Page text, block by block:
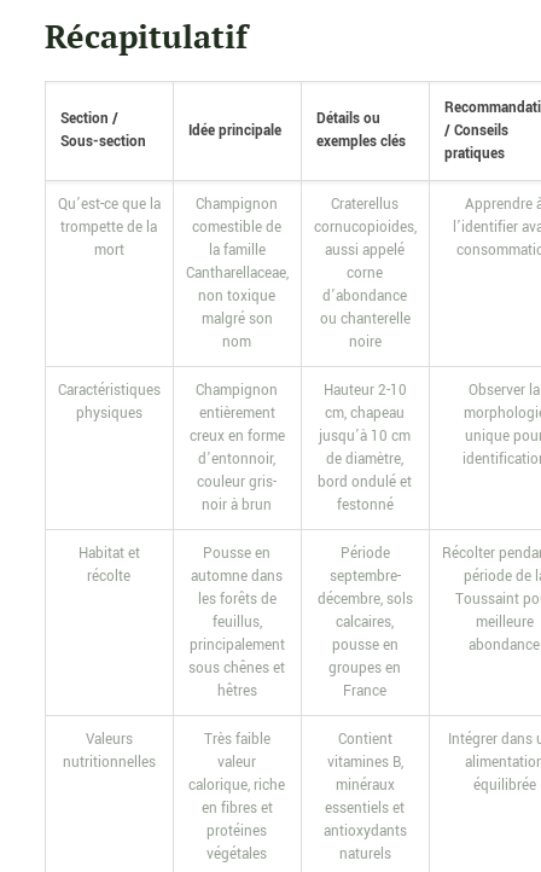
Récapitulatif
Section /
Sous-section
Idée principale
Détails ou
exemples clés
/ Conseils
pratiques
Qu’est-ce que la
trompette de la
mort
Champignon
comestible de
la famille
Cantharellaceae,
non toxique
malgré son
nom
Craterellus
cornucopioides,
aussi appelé
corne
d’abondance
ou chanterelle
noire
Apprendre
l’identifier
Caractéristiques
physiques
Champignon
entièrement
creux en forme
d’entonnoir,
couleur gris-
noir à brun
Hauteur 2-10
cm, chapeau
jusqu’à 10 cm
de diamètre,
bord ondulé et
festonné
Observer la
unique
Habitat et
récolte
Pousse en
automne dans
les forêts de
feuillus,
principalement
sous chênes et
hêtres
Période
septembre-
décembre, sols
calcaires,
pousse en
groupes en
France
Récolter
période de
Toussaint
meilleure
abondance
Valeurs
nutritionnelles
Très faible
valeur
calorique, riche
en fibres et
protéines
végétales
Contient
vitamines B,
minéraux
essentiels et
antioxydants
naturels
Intégrer dans
équilibrée